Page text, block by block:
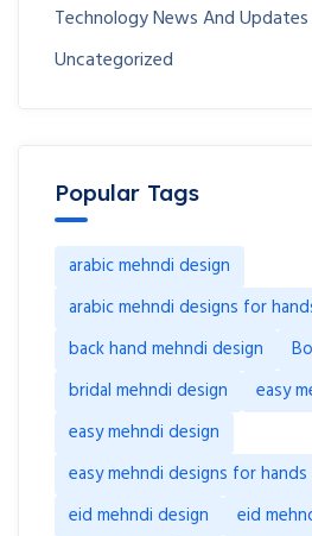
Technology News And Updates
Uncategorized
Popular Tags
arabic mehndi design
arabic mehndi designs for
back hand mehndi design
bridal mehndi design
easy
easy mehndi design
easy mehndi designs for hands
eid mehndi design
eid